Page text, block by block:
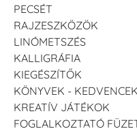
PECSÉT
RAJZESZKÖZÖK
LINÓMETSZÉS
KALLIGRÁFIA
KIEGÉSZÍTŐK
KÖNYVEK - KEDVENCEK
KREATÍV JÁTÉKOK
FOGLALKOZTATÓ